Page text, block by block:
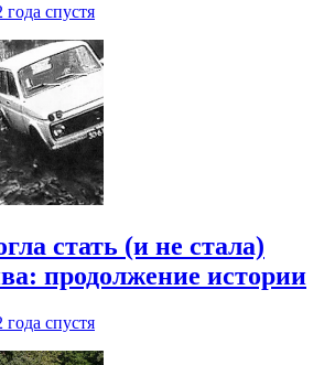
года спустя
стать (и не стала)
продолжение истории
года спустя